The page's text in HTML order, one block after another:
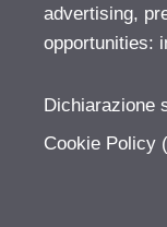
advertising,
opportunities:
Dichiarazione
Cookie Policy